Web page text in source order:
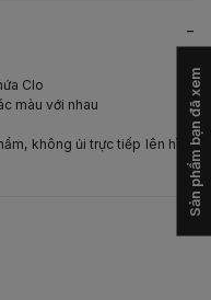
-
Clo
màu với nhau
không ủi trực tiếp lên hình
-
Sản phẩm bạn đã xem